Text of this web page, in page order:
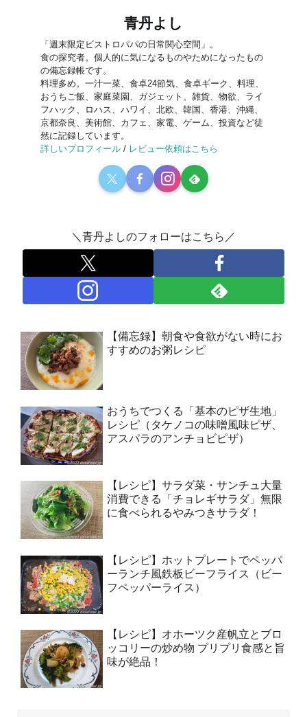
青丹よし
「週末限定ビストロパパの日常関心空間」。
食の探究者。個人的に気になるものやためになったもの
の備忘録帳です。
料理多め。一汁一菜、食卓24節気、食卓ギーク、料理、
おうちご飯、家庭菜園、ガジェット、雑貨、物欲、ライ
フハック、ロハス、ハワイ、北欧、韓国、香港、沖縄、
京都奈良、美術館、カフェ、家電、ゲーム、投資など徒
然に記録しています。
詳しいプロフィール / レビュー依頼はこちら
＼青丹よしのフォローはこちら／
【備忘録】朝食や食欲がない時にお
すすめのお粥レシピ
おうちでつくる「基本のピザ生地」
レシピ（タケノコの味噌風味ピザ、
アスパラのアンチョビピザ）
【レシピ】サラダ菜・サンチュ大量
消費できる「チョレギサラダ」無限
に食べられるやみつきサラダ！
【レシピ】ホットプレートでペッパ
ーランチ風鉄板ビーフライス（ビー
フペッパーライス）
【レシピ】オホーツク産帆立とブロ
ッコリーの炒め物 プリプリ食感と旨
味が絶品！